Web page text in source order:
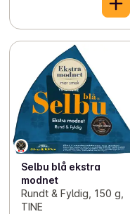
Selbu blå ekstra
modnet
Rundt & Fyldig, 150 g,
TINE